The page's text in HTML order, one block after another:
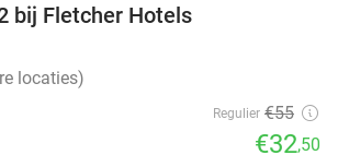
bij Fletcher Hotels
locaties)
Regulier €55
€32,50